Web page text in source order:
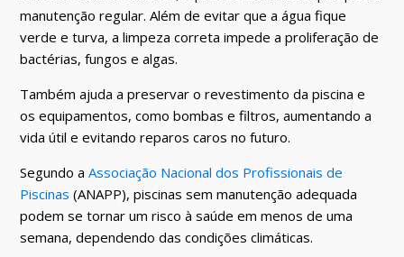
manutenção regular. Além de evitar que a água fique
verde e turva, a limpeza correta impede a proliferação de
bactérias, fungos e algas.
Também ajuda a preservar o revestimento da piscina e
os equipamentos, como bombas e filtros, aumentando a
vida útil e evitando reparos caros no futuro.
Segundo aAssociação Nacional dos Profissionais de
Piscinas (ANAPP), piscinas sem manutenção adequada
podem se tornar um risco à saúde em menos de uma
semana, dependendo das condições climáticas.